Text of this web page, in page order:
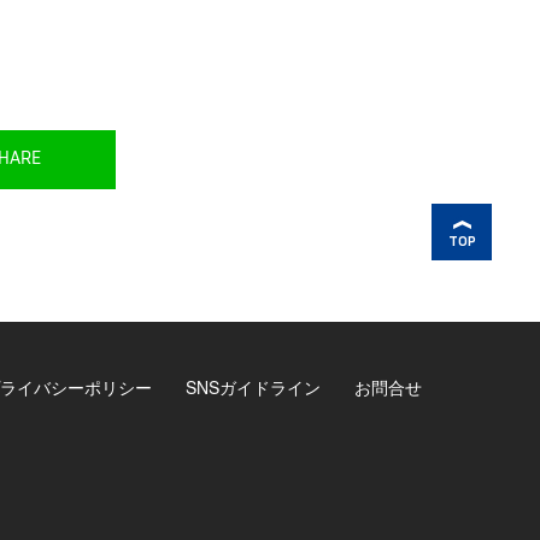
TOP
イバシーポリシー SNSガイドライン お問合せ